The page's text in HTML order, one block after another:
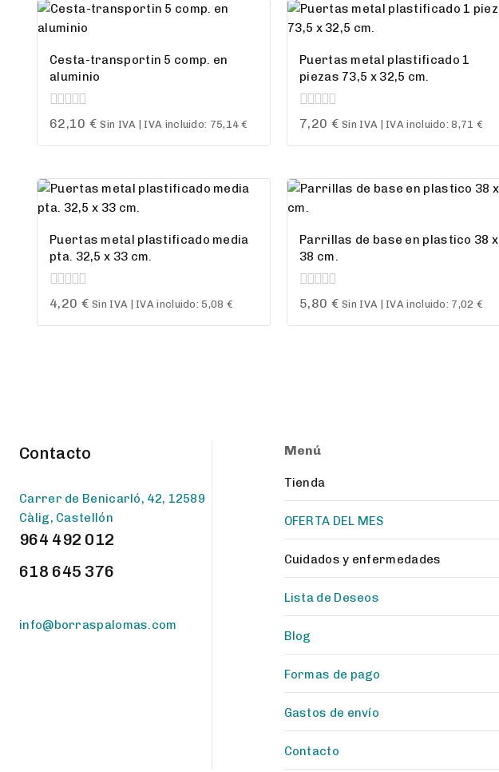
Cesta-transportin 5 comp. en
aluminio
0
of
62,10 € Sin IVA | IVA incluido: 75,14€
Puertas metal plastificado 1
piezas 73,5 x 32,5 cm.
0
out
of
7,20 € Sin IVA | IVA incluido:8,71 €
Puertas metal plastificado media
pta. 32,5 x 33 cm.
0
out
of
4,20 € Sin IVA | IVA incluido:5,08 €
Parrillas de base en plastico 38 x
38 cm.
0
out
of
5,80 € Sin IVA | IVA incluido: 7,02 €
Contacto
Carrer de Benicarló, 42, 12589
Càlig, Castellón
964 492 012
618 645 376
info@borraspalomas.com
Menú
Tienda
OFERTA DEL MES
Cuidados y enfermedades
Lista de Deseos
Blog
Formas de pago
Gastos de envío
Contacto